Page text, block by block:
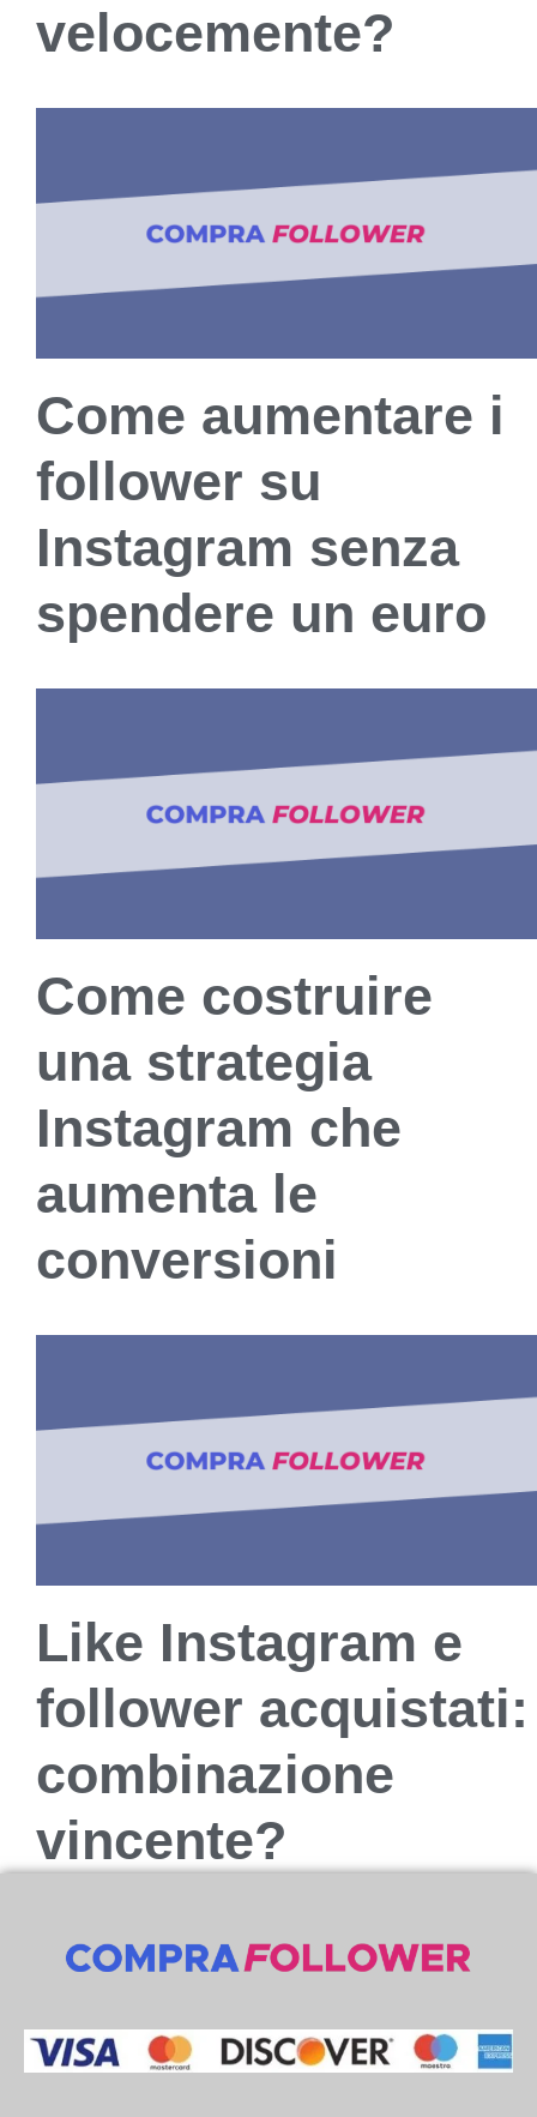
velocemente?
Come aumentare i
follower su
Instagram senza
spendere un euro
Come costruire
una strategia
Instagram che
aumenta le
conversioni
Like Instagram e
follower acquistati:
combinazione
vincente?